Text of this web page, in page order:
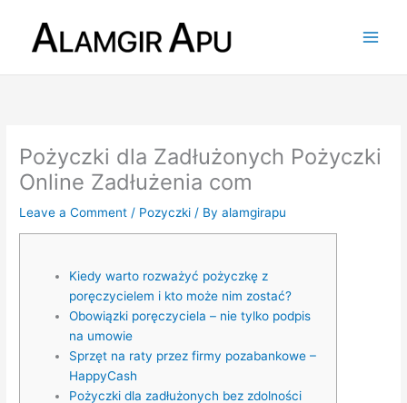
content
Pożyczki dla Zadłużonych Pożyczki
Online Zadłużenia com
Leave a Comment / Pozyczki / Byalamgirapu
Kiedy warto rozważyć pożyczkę z
poręczycielem i kto może nim zostać?
Obowiązki poręczyciela – nie tylko podpis
na umowie
Sprzęt na raty przez firmy pozabankowe –
HappyCash
Pożyczki dla zadłużonych bez zdolności